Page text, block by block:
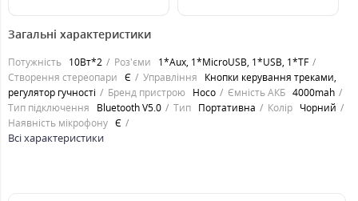
958 грн.
Загальні характеристики
Потужність 10Вт*2 Роз'єми
1*Aux, 1*MicroUSB, 1*USB, 1*TF
Створення стереопари Є Управління
Кнопки керування треками,
регулятор гучності
Бренд пристрою Hoco Ємність АКБ 4000mah
Тип підключення
Bluetooth V5.0 Тип Портативна Колір Чорний
Наявність мікрофону Є
Всі характеристики